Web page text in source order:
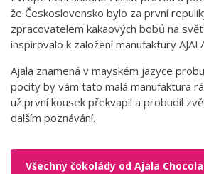
že Československo bylo za první
zpracovatelem kakaových bobů na
inspirovalo k založení manufaktury
Ajala znamená v mayském jazyce
pocity by vám tato malá manufaktura
už první kousek překvapil a probudil
dalším poznávání.
Všechny čokolády od Ajala